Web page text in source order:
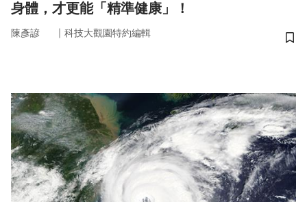
身體，才更能「精準健康」！
陳彥諺 ｜ 科技大觀園特約編輯
儲